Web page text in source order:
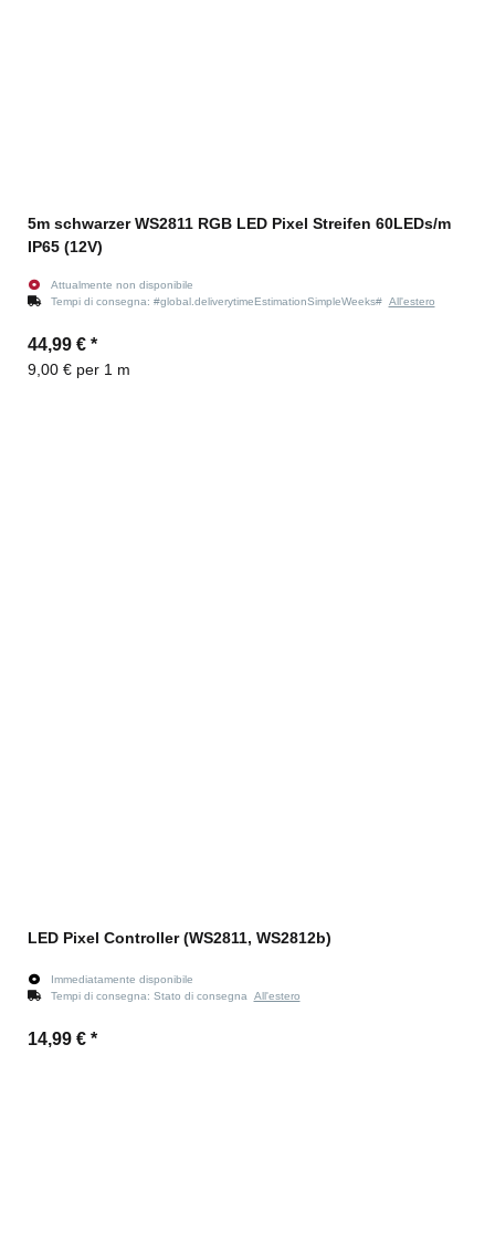
5m schwarzer WS2811 RGB LED Pixel Streifen 60LEDs/m
IP65 (12V)
Attualmente non disponibile
Tempi di consegna: #global.deliverytimeEstimationSimpleWeeks# All'estero
44,99 € *
9,00 € per 1 m
LED Pixel Controller (WS2811, WS2812b)
Immediatamente disponibile
Tempi di consegna: Stato di consegna All'estero
14,99 € *